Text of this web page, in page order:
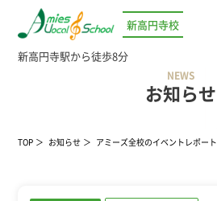
新高円寺校
新高円寺駅から徒歩8分
NEWS
お知らせ
TOP お知らせ アミーズ全校のイベントレポート